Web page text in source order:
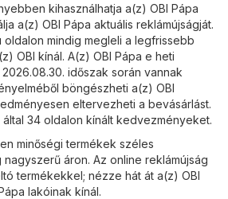
kihasználhatja a(z) OBI Pápa
a(z) OBI Pápa aktuális reklámújságját.
oldalon mindig megleli a legfrissebb
OBI kínál. A(z) OBI Pápa e heti
időszak során vannak
böngészheti a(z) OBI
eltervezheti a bevásárlást.
által 34 oldalon kínált kedvezményeket.
minőségi termékek széles
áron. Az online reklámújság
termékekkel; nézze hát át a(z) OBI
lakóinak kínál.